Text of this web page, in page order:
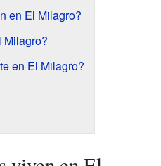
en El Milagro?
Milagro?
en El Milagro?